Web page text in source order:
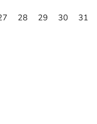
28 29 30 31